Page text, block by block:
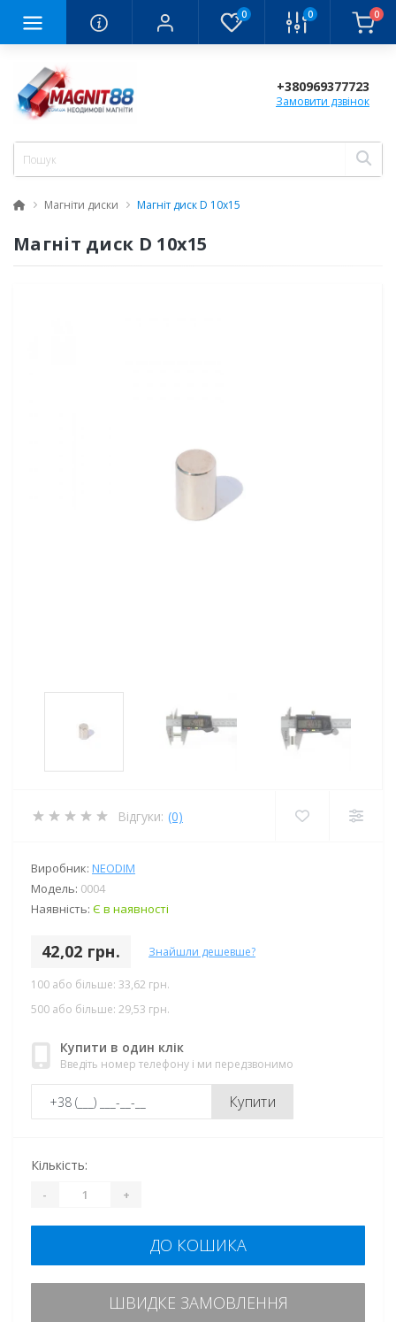
0 0 0
+380969377723
Замовити дзвінок
Магніти диски Магніт диск D 10х15
Магніт диск D 10х15
Відгуки: (0)
Виробник: NEODIM
Модель: 0004
Наявність: Є в наявності
42,02 грн. Знайшли дешевше?
100 або більше: 33,62 грн.
500 або більше: 29,53 грн.
Купити в один клік
Введіть номер телефону і ми передзвонимо
Купити
Кількість:
- +
ДО КОШИКА
ШВИДКЕ ЗАМОВЛЕННЯ